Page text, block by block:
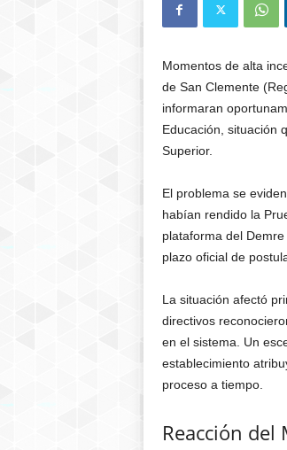
Momentos de alta
de San Clemente
informaran
Educación, situación
Superior.
El problema se
habían rendido la
plataforma del
plazo oficial de
La situación afectó
directivos
en el sistema. Un
establecimiento
proceso a tiempo.
Reacción del